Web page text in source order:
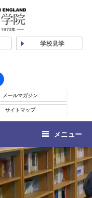
学校見学
メールマガジン
サイトマップ
メニュー